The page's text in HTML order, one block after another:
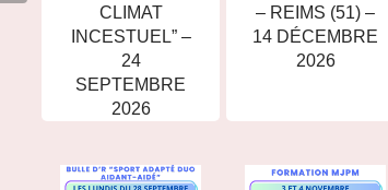
CLIMAT
INCESTUEL” –
24
SEPTEMBRE
2026
– REIMS (51) –
14 DÉCEMBRE
2026